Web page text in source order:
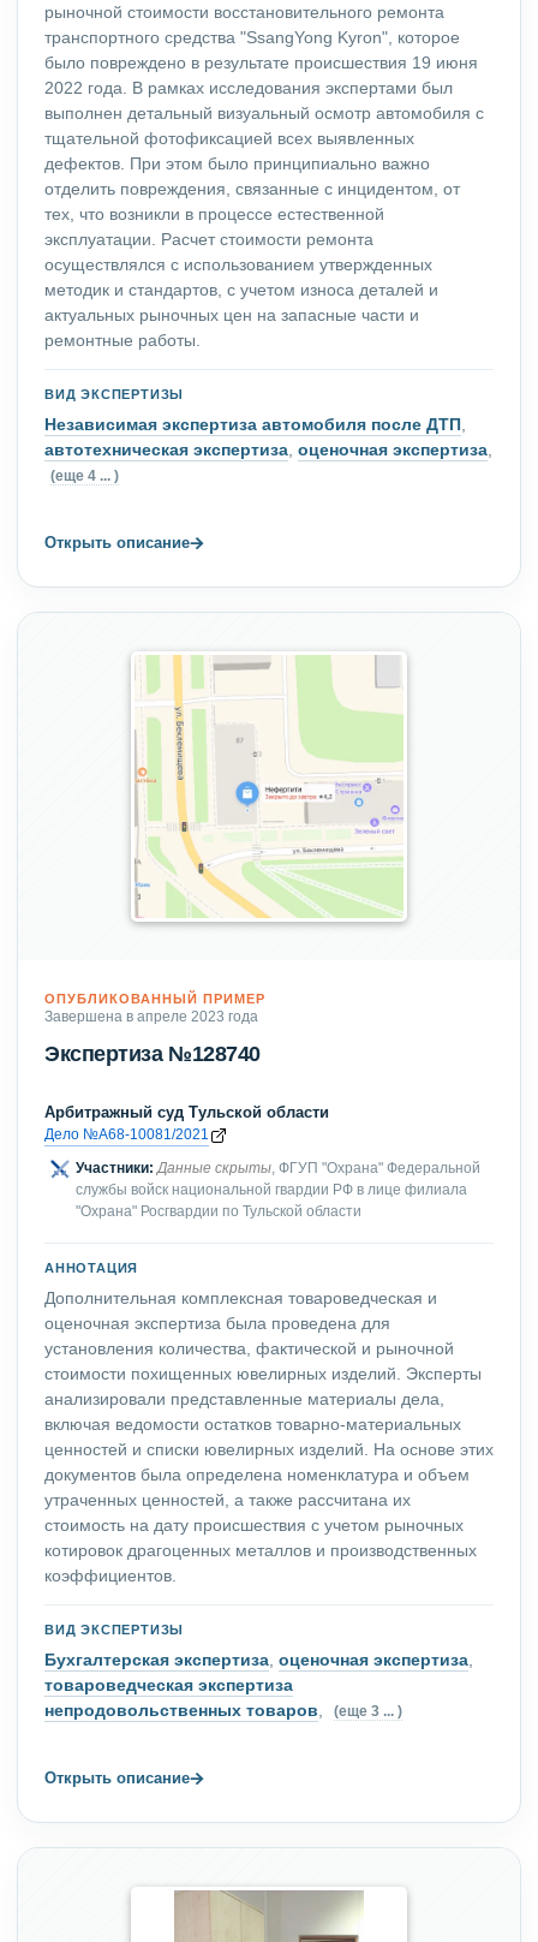
рыночной стоимости восстановительного ремонта
транспортного средства "SsangYong Kyron", которое
было повреждено в результате происшествия 19 июня
2022 года. В рамках исследования экспертами был
выполнен детальный визуальный осмотр автомобиля с
тщательной фотофиксацией всех выявленных
дефектов. При этом было принципиально важно
отделить повреждения, связанные с инцидентом, от
тех, что возникли в процессе естественной
эксплуатации. Расчет стоимости ремонта
осуществлялся с использованием утвержденных
методик и стандартов, с учетом износа деталей и
актуальных рыночных цен на запасные части и
ремонтные работы.
ВИД ЭКСПЕРТИЗЫ
Независимая экспертиза автомобиля после ДТП,
автотехническая экспертиза, оценочная экспертиза,
(еще 4 ... )
Открыть описание→
ОПУБЛИКОВАННЫЙ ПРИМЕР
Завершена в апреле 2023 года
Экспертиза №128740
Арбитражный суд Тульской области
Дело №А68-10081/2021
Участники: Данные скрыты, ФГУП "Охрана" Федеральной
службы войск национальной гвардии РФ в лице филиала
"Охрана" Росгвардии по Тульской области
АННОТАЦИЯ
Дополнительная комплексная товароведческая и
оценочная экспертиза была проведена для
установления количества, фактической и рыночной
стоимости похищенных ювелирных изделий. Эксперты
анализировали представленные материалы дела,
включая ведомости остатков товарно-материальных
ценностей и списки ювелирных изделий. На основе этих
документов была определена номенклатура и объем
утраченных ценностей, а также рассчитана их
стоимость на дату происшествия с учетом рыночных
котировок драгоценных металлов и производственных
коэффициентов.
ВИД ЭКСПЕРТИЗЫ
Бухгалтерская экспертиза, оценочная экспертиза,
товароведческая экспертиза
непродовольственных товаров, (еще 3 ... )
Открыть описание→